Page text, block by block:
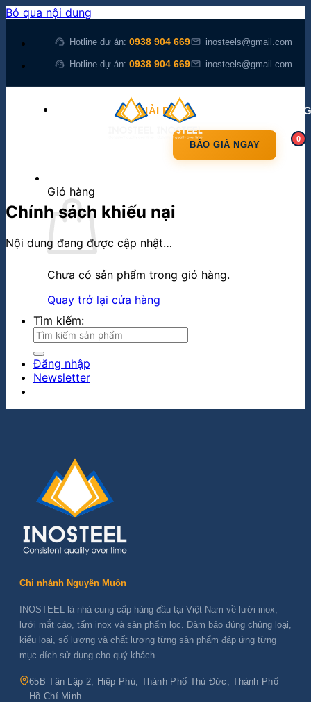
Bỏ qua nội dung
support_agent Hotline dự án: 0938 904 669mail inosteels@gmail.com
support_agent Hotline dự án: 0938 904 669mail inosteels@gmail.com
SẢN PHẨMGIẢI PHÁPKIẾN THỨC VỀ
BÁO GIÁ NGAY
0
Giỏ hàng
Chưa có sản phẩm trong giỏ hàng.
Quay trở lại cửa hàng
Chính sách khiếu nại
Nội dung đang được cập nhật…
Tìm kiếm:
Đăng nhập
Newsletter
Chi nhánh Nguyên Muôn
INOSTEEL là nhà cung cấp hàng đầu tại Việt Nam về lưới inox,
lưới mắt cáo, tấm inox và sản phẩm lọc. Đảm bảo đúng chủng loại,
kiểu loại, số lượng và chất lượng từng sản phẩm đáp ứng từng
mục đích sử dụng cho quý khách.
65B Tân Lập 2, Hiệp Phú, Thành Phố Thủ Đức, Thành Phố
Hồ Chí Minh